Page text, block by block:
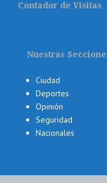
Contador de Visitas
Nuestras
Ciudad
Deportes
Opinión
Seguridad
Nacionales